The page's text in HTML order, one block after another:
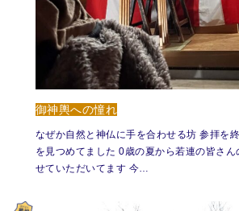
御神輿への憧れ
なぜか自然と神仏に手を合わせる坊 参拝を
を見つめてました 0歳の夏から若連の皆さん
せていただいてます 今…